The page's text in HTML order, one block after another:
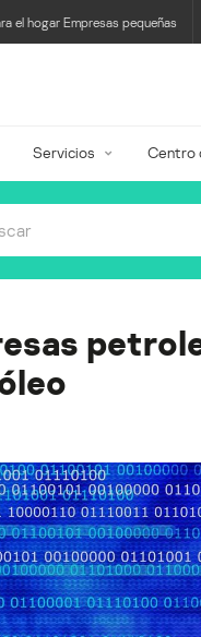
el hogar Empresas pequeñas
Servicios Centro